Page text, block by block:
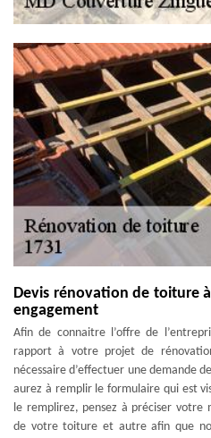
Devis rénovation de toiture
engagement
Afin de connaitre l’offre de
rapport à votre projet de
nécessaire d’effectuer une demande
aurez à remplir le formulaire qui est
le remplirez, pensez à préciser
de votre toiture et autre afin que